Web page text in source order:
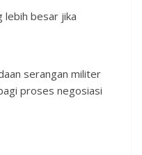
lebih besar jika
serangan militer
proses negosiasi